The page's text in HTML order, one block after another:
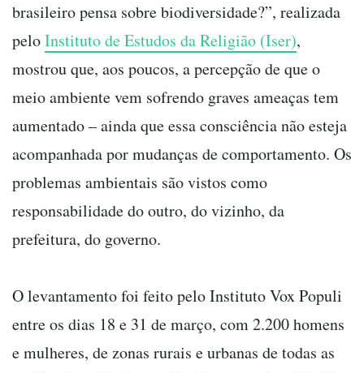
brasileiro pensa sobre biodiversidade?”, realizada
peloInstituto de Estudos da Religião (Iser),
mostrou que, aos poucos, a percepção de que o
meio ambiente vem sofrendo graves ameaças tem
aumentado – ainda que essa consciência não esteja
acompanhada por mudanças de comportamento. Os
problemas ambientais são vistos como
responsabilidade do outro, do vizinho, da
prefeitura, do governo.
O levantamento foi feito pelo Instituto Vox Populi
entre os dias 18 e 31 de março, com 2.200 homens
e mulheres, de zonas rurais e urbanas de todas as